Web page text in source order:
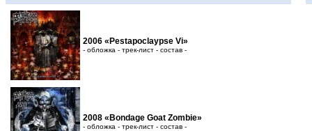
2006 «Pestapoclaypse Vi»
- обложка - трек-лист - состав -
2008 «Bondage Goat Zombie»
- обложка - трек-лист - состав -